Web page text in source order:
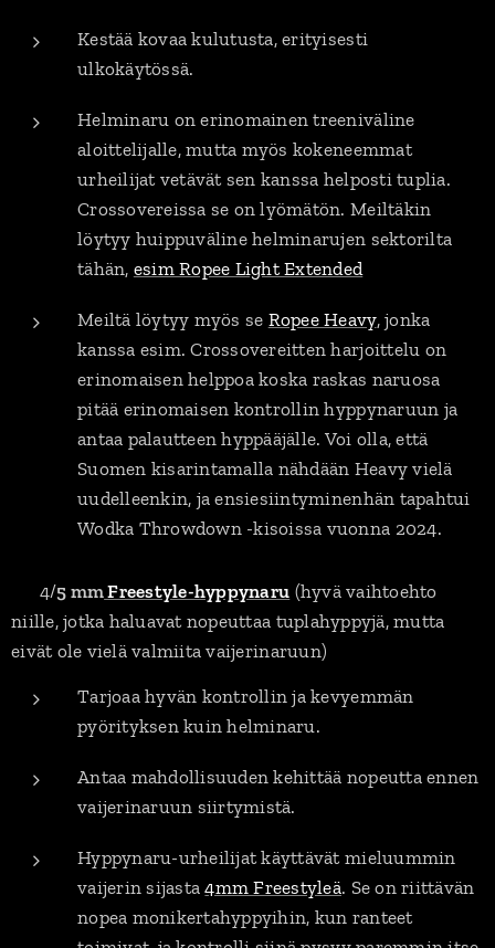
Kestää kovaa kulutusta, erityisesti
ulkokäytössä.
Helminaru on erinomainen treeniväline
aloittelijalle, mutta myös kokeneemmat
urheilijat vetävät sen kanssa helposti tuplia.
Crossovereissa se on lyömätön. Meiltäkin
löytyy huippuväline helminarujen sektorilta
tähän, esim Ropee Light Extended
Meiltä löytyy myös se Ropee Heavy, jonka
kanssa esim. Crossovereitten harjoittelu on
erinomaisen helppoa koska raskas naruosa
pitää erinomaisen kontrollin hyppynaruun ja
antaa palautteen hyppääjälle. Voi olla, että
Suomen kisarintamalla nähdään Heavy vielä
uudelleenkin, ja ensiesiintyminenhän tapahtui
Wodka Throwdown -kisoissa vuonna 2024.
✅ 4/5 mmFreestyle-hyppynaru (hyvä vaihtoehto
niille, jotka haluavat nopeuttaa tuplahyppyjä, mutta
eivät ole vielä valmiita vaijerinaruun)
Tarjoaa hyvän kontrollin ja kevyemmän
pyörityksen kuin helminaru.
Antaa mahdollisuuden kehittää nopeutta ennen
vaijerinaruun siirtymistä.
Hyppynaru-urheilijat käyttävät mieluummin
vaijerin sijasta4mm Freestyleä. Se on riittävän
nopea monikertahyppyihin, kun ranteet